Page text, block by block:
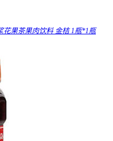
花果茶果肉饮料 金桔 1瓶*1瓶